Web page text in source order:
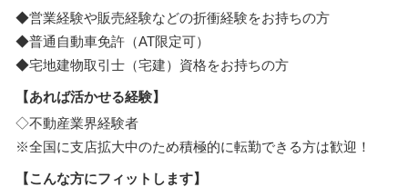
◆営業経験や販売経験などの折衝経験をお持ちの方
◆普通自動車免許（AT限定可）
◆宅地建物取引士（宅建）資格をお持ちの方
【あれば活かせる経験】
◇不動産業界経験者
※全国に支店拡大中のため積極的に転勤できる方は歓迎！
【こんな方にフィットします】